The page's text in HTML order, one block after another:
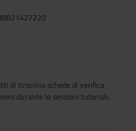
di tirocinio schede di verifica
durante le sessioni tutoriali;